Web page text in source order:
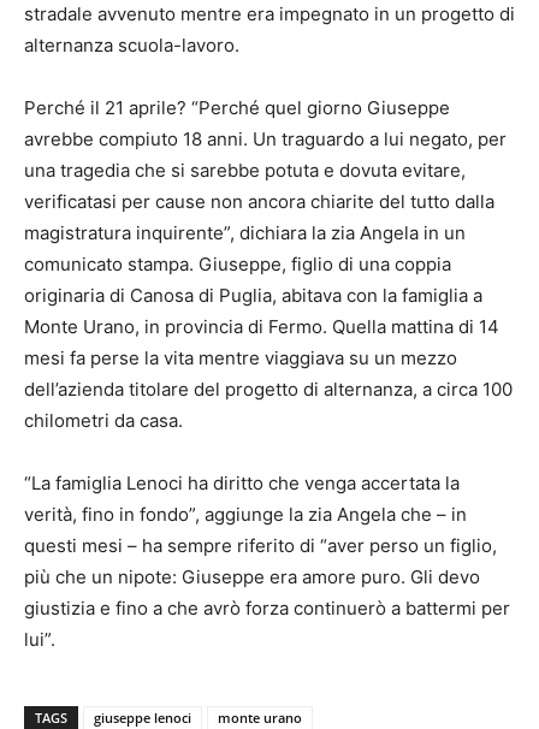
stradale avvenuto mentre era impegnato in un progetto di
alternanza scuola-lavoro.
Perché il 21 aprile? “Perché quel giorno Giuseppe
avrebbe compiuto 18 anni. Un traguardo a lui negato, per
una tragedia che si sarebbe potuta e dovuta evitare,
verificatasi per cause non ancora chiarite del tutto dalla
magistratura inquirente”, dichiara la zia Angela in un
comunicato stampa. Giuseppe, figlio di una coppia
originaria di Canosa di Puglia, abitava con la famiglia a
Monte Urano, in provincia di Fermo. Quella mattina di 14
mesi fa perse la vita mentre viaggiava su un mezzo
dell’azienda titolare del progetto di alternanza, a circa 100
chilometri da casa.
“La famiglia Lenoci ha diritto che venga accertata la
verità, fino in fondo”, aggiunge la zia Angela che – in
questi mesi – ha sempre riferito di “aver perso un figlio,
più che un nipote: Giuseppe era amore puro. Gli devo
giustizia e fino a che avrò forza continuerò a battermi per
lui”.
TAGS giuseppe lenoci monte urano